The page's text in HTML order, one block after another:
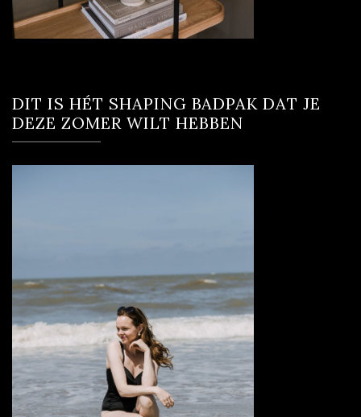
DIT IS HÉT SHAPING BADPAK DAT JE
DEZE ZOMER WILT HEBBEN